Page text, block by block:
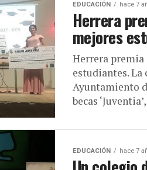
EDUCACIÓN hace 7
Herrera
mejores
Herrera premia
estudiantes. La
Ayuntamiento
becas
EDUCACIÓN hace 7